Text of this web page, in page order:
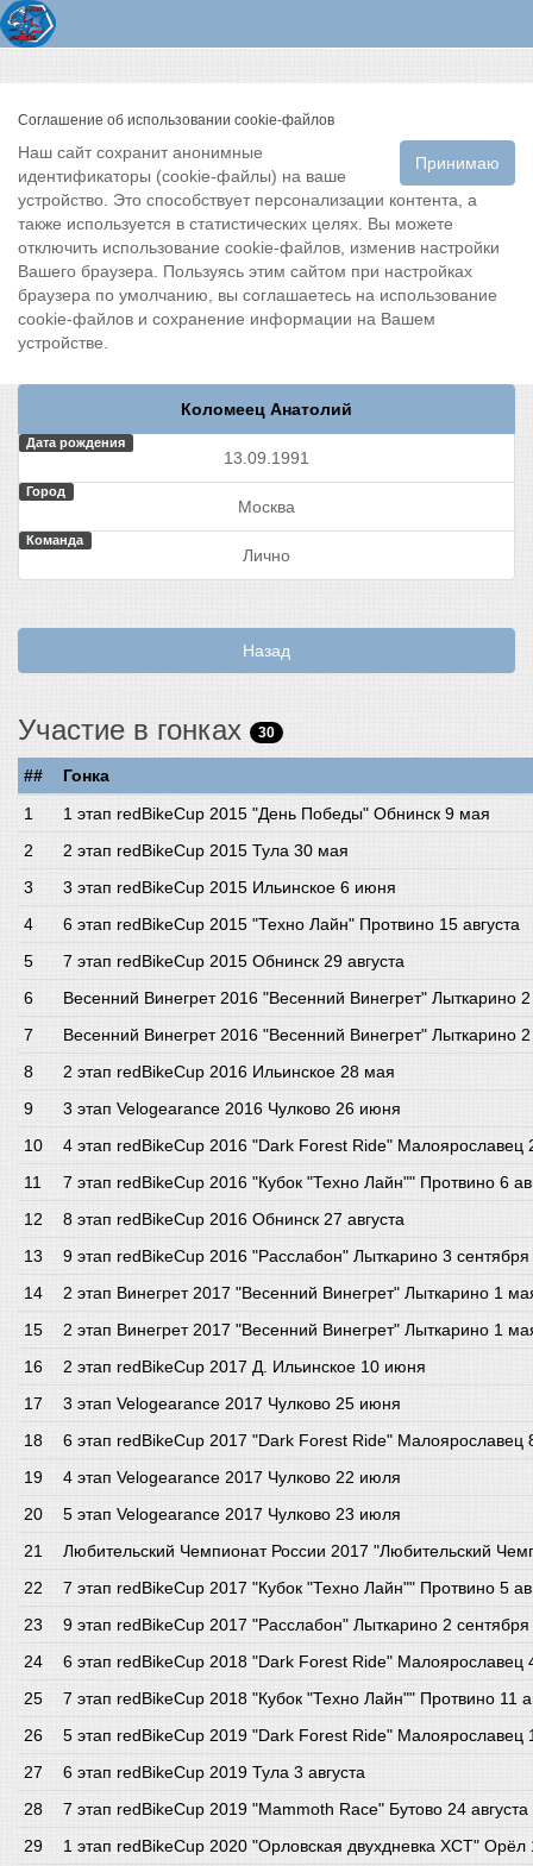
Соглашение об использовании cookie-файлов
Принимаю
Наш сайт сохранит анонимные
идентификаторы (cookie-файлы) на ваше
устройство. Это способствует персонализации контента, а
также используется в статистических целях. Вы можете
отключить использование cookie-файлов, изменив настройки
Вашего браузера. Пользуясь этим сайтом при настройках
браузера по умолчанию, вы соглашаетесь на использование
cookie-файлов и сохранение информации на Вашем
устройстве.
Коломеец Анатолий
Дата рождения
13.09.1991
Город
Москва
Команда
Лично
Назад
Участие в гонках 30
##
Гонка
1 этап redBikeCup 2015 "День Победы" Обнинск 9 мая
2 этап redBikeCup 2015 Тула 30 мая
3 этап redBikeCup 2015 Ильинское 6 июня
6 этап redBikeCup 2015 "Техно Лайн" Протвино 15 августа
7 этап redBikeCup 2015 Обнинск 29 августа
Весенний Винегрет 2016 "Весенний Винегрет" Лыткарино
Весенний Винегрет 2016 "Весенний Винегрет" Лыткарино
2 этап redBikeCup 2016 Ильинское 28 мая
3 этап Velogearance 2016 Чулково 26 июня
4 этап redBikeCup 2016 "Dark Forest Ride" Малоярославец
7 этап redBikeCup 2016 "Кубок "Техно Лайн"" Протвино 6
8 этап redBikeCup 2016 Обнинск 27 августа
9 этап redBikeCup 2016 "Расслабон" Лыткарино 3 сентября
2 этап Винегрет 2017 "Весенний Винегрет" Лыткарино 1
2 этап Винегрет 2017 "Весенний Винегрет" Лыткарино 1
2 этап redBikeCup 2017 Д. Ильинское 10 июня
3 этап Velogearance 2017 Чулково 25 июня
6 этап redBikeCup 2017 "Dark Forest Ride" Малоярославец
4 этап Velogearance 2017 Чулково 22 июля
5 этап Velogearance 2017 Чулково 23 июля
Любительский Чемпионат России 2017 "Любительский
7 этап redBikeCup 2017 "Кубок "Техно Лайн"" Протвино 5
9 этап redBikeCup 2017 "Расслабон" Лыткарино 2 сентября
6 этап redBikeCup 2018 "Dark Forest Ride" Малоярославец
7 этап redBikeCup 2018 "Кубок "Техно Лайн"" Протвино 11
5 этап redBikeCup 2019 "Dark Forest Ride" Малоярославец
6 этап redBikeCup 2019 Тула 3 августа
7 этап redBikeCup 2019 "Mammoth Race" Бутово 24 августа
1 этап redBikeCup 2020 "Орловская двухдневка XCT"